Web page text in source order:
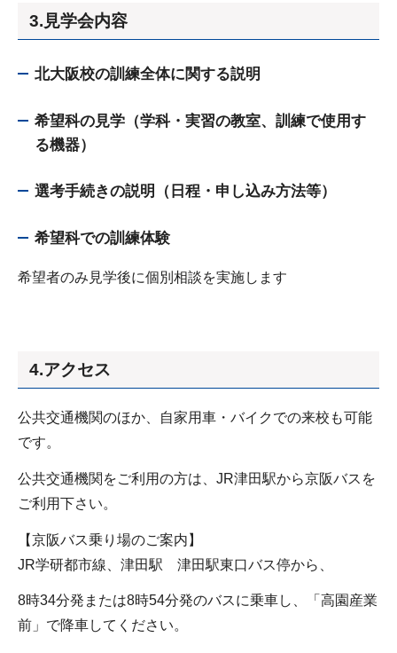
3.見学会内容
北大阪校の訓練全体に関する説明
希望科の見学（学科・実習の教室、訓練で使用す
る機器）
選考手続きの説明（日程・申し込み方法等）
希望科での訓練体験
希望者のみ見学後に個別相談を実施します
4.アクセス
公共交通機関のほか、自家用車・バイクでの来校も可能
です。
公共交通機関をご利用の方は、JR津田駅から京阪バスを
ご利用下さい。
【京阪バス乗り場のご案内】
JR学研都市線、津田駅 津田駅東口バス停から、
8時34分発または8時54分発のバスに乗車し、「高園産業
前」で降車してください。